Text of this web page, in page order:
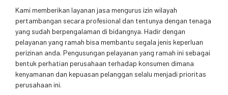
Kami memberikan layanan jasa mengurus izin wilayah
pertambangan secara profesional dan tentunya dengan tenaga
yang sudah berpengalaman di bidangnya. Hadir dengan
pelayanan yang ramah bisa membantu segala jenis keperluan
perizinan anda. Pengusungan pelayanan yang ramah ini sebagai
bentuk perhatian perusahaan terhadap konsumen dimana
kenyamanan dan kepuasan pelanggan selalu menjadi prioritas
perusahaan ini.